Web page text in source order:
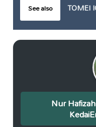
See also TOMEI
Nur